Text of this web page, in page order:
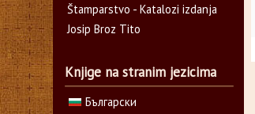
Štamparstvo - Katalozi izdanja
Josip Broz Tito
Knjige na stranim jezicima
Български